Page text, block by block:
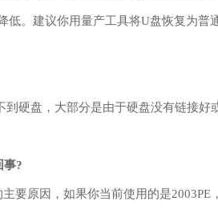
。建议你用量产工具将U盘恢复为普
到硬盘，大部分是由于硬盘没有链接好
事?
要原因，如果你当前使用的是2003PE